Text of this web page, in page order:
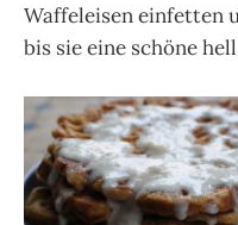
Waffeleisen einfetten
bis sie eine schöne